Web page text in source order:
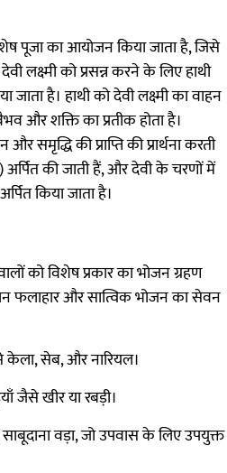
पूजा का आयोजन किया जाता है, जिसे
लक्ष्मी को प्रसन्न करने के लिए हाथी
जाता है। हाथी को देवी लक्ष्मी का वाहन
और शक्ति का प्रतीक होता है।
समृद्धि की प्राप्ति की प्रार्थना करती
अर्पित की जाती हैं, और देवी के चरणों में
किया जाता है।
को विशेष प्रकार का भोजन ग्रहण
फलाहार और सात्विक भोजन का सेवन
केला, सेब, और नारियल।
जैसे खीर या रबड़ी।
वड़ा, जो उपवास के लिए उपयुक्त